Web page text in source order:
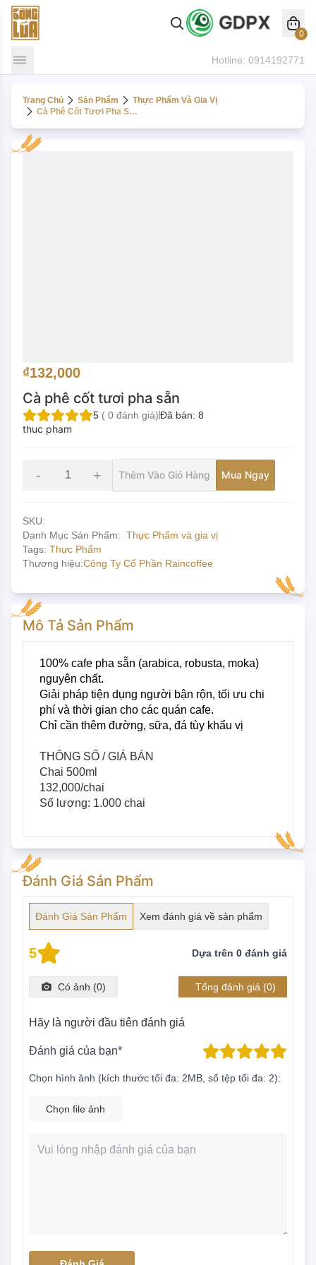
0
Hotline: 0914192771
Trang Chủ Sản Phẩm
Thực Phẩm Và Gia Vị
Cà Phê Cốt Tươi Pha Sẵn
₫132,000
Cà phê cốt tươi pha sẵn
5 ( 0 đánh giá)Đã bán: 8
thuc pham
- + Thêm Vào Giỏ Hàng Mua Ngay
SKU:
Danh Mục Sản Phẩm: Thực Phẩm và gia vị
Tags: Thực Phẩm
Thương hiệu:Công Ty Cổ Phần Raincoffee
Mô Tả Sản Phẩm
100% cafe pha sẵn (arabica, robusta, moka)
nguyên chất.
Giải pháp tiện dụng người bận rộn, tối ưu chi
phí và thời gian cho các quán cafe.
Chỉ cần thêm đường, sữa, đá tùy khẩu vị
THÔNG SỐ / GIÁ BÁN
Chai 500ml
132,000/chai
Số lượng: 1.000 chai
Đánh Giá Sản Phẩm
Đánh Giá Sản Phẩm Xem đánh giá về sản phẩm
5 Dựa trên 0 đánh giá
Có ảnh (0) Tổng đánh giá (0)
Hãy là người đầu tiên đánh giá
Đánh giá của bạn*
Chọn hình ảnh (kích thước tối đa: 2MB, số tệp tối đa: 2):
Chọn file ảnh